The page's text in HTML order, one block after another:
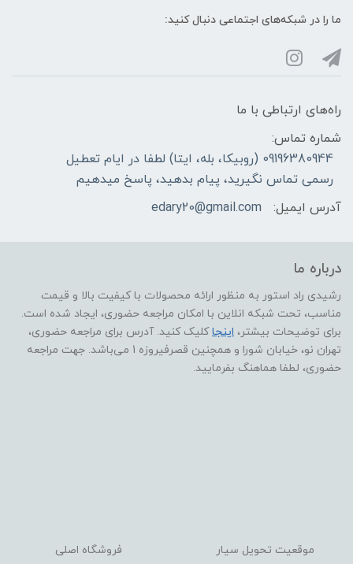
ما را در شبکه‌های اجتماعی دنبال کنید:
راه‌های ارتباطی با ما
شماره تماس:
09196380944 (روبیکا، بله، ایتا) لطفا در ایام تعطیل
رسمی تماس نگیرید، پیام بدهید، پاسخ میدهیم
آدرس ایمیل:
edary20@gmail.com
درباره ما
رشیدی راد استور به منظور ارائه محصولات با کیفیت بالا و قیمت
مناسب، تحت شبکه انلاین با امکان مراجعه حضوری، ایجاد شده است.
برای توضیحات بیشتر، اینجاکلیک کنید. آدرس برای مراجعه حضوری،
تهران نو، خیابان شورا و همچنین قصرفیروزه 1 می‌باشد. جهت مراجعه
حضوری، لطفا هماهنگ بفرمایید.
موقعیت تحویل سیار فروشگاه اصلی